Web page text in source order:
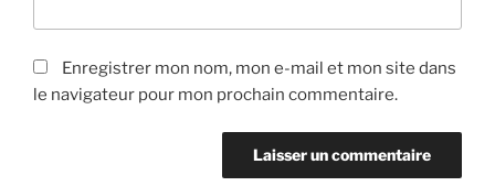
Enregistrer mon nom, mon e-mail et mon site dans
le navigateur pour mon prochain commentaire.